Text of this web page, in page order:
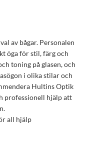
av bågar. Personalen
öga för stil, färg och
toning på glasen, och
i olika stilar och
Hultins Optik
professionell hjälp att
all hjälp